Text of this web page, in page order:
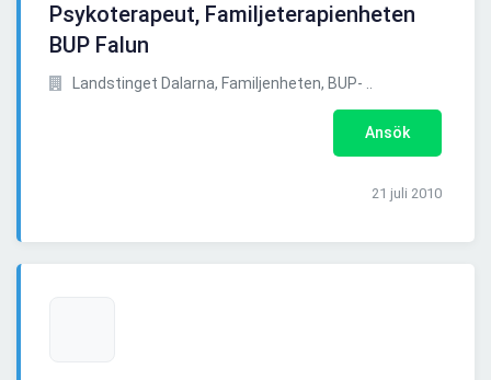
Psykoterapeut, Familjeterapienheten
BUP Falun
Landstinget Dalarna, Familjenheten, BUP- ..
Ansök
21 juli 2010